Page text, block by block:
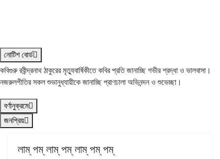
নোটিশ বোর্ড
কবিগুরু রবীন্দ্রনাথ ঠাকুরের মৃত্যুবার্ষিকীতে কবির প্রতি জানাচ্ছি গভীর শ্রদ্ধা ও ভালবাসা।
নজরুলগীতির সকল শুভানুধ্যায়ীকে জানাচ্ছি প্রাণঢালা অভিনন্দন ও শুভেচ্ছা।
বর্ণানুক্রমে
জনপ্রিয়
লাম্ পম্ লাম্ পম্ লাম্ পম্ পম্